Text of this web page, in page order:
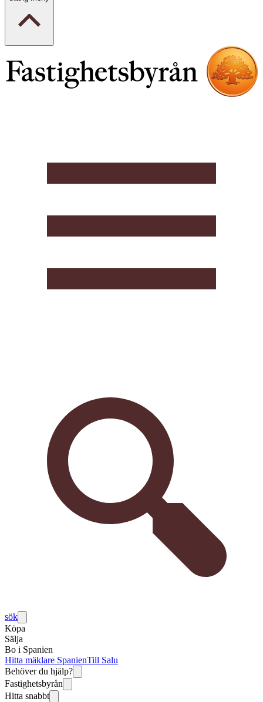
sök
Köpa
Sälja
Bo i Spanien
Hitta mäklare SpanienTill Salu
Behöver du hjälp?
Fastighetsbyrån
Hitta snabbt